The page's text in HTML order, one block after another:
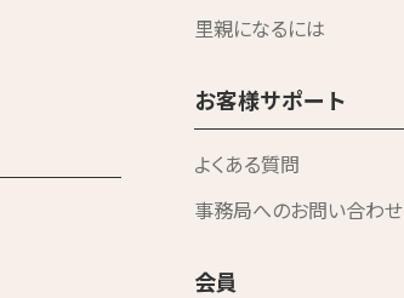
里親になるには
お客様サポート
よくある質問
事務局へのお問い合わせ
会員